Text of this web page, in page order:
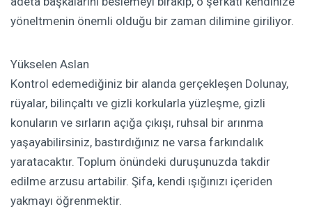
yöneltmenin önemli olduğu bir zaman dilimine giriliyor.
Yükselen Aslan
Kontrol edemediğiniz bir alanda gerçekleşen Dolunay,
rüyalar, bilinçaltı ve gizli korkularla yüzleşme, gizli
konuların ve sırların açığa çıkışı, ruhsal bir arınma
yaşayabilirsiniz, bastırdığınız ne varsa farkındalık
yaratacaktır. Toplum önündeki duruşunuzda takdir
edilme arzusu artabilir. Şifa, kendi ışığınızı içeriden
yakmayı öğrenmektir.